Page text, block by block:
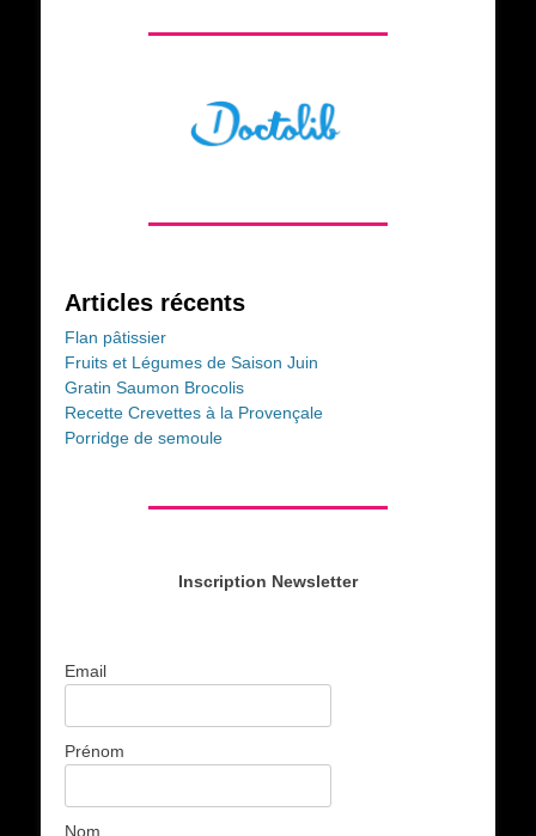
Articles récents
Flan pâtissier
Fruits et Légumes de Saison Juin
Gratin Saumon Brocolis
Recette Crevettes à la Provençale
Porridge de semoule
Inscription Newsletter
Email
Prénom
Nom